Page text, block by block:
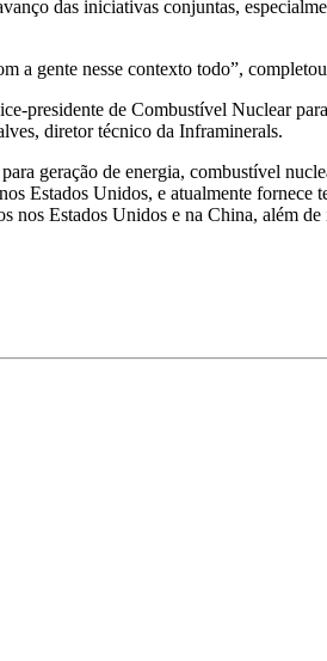
das iniciativas conjuntas,
a gente nesse contexto todo”,
presidente de Combustível Nuclear
diretor técnico da Inframinerals.
geração de energia, combustível
Estados Unidos, e atualmente fornece
nos Estados Unidos e na China, além